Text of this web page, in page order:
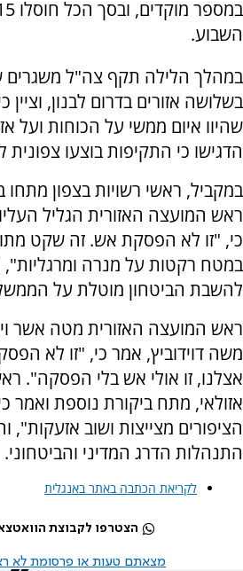
השבוע.
במהלך הלילה תקף צה"ל משגרים
בשלושה אזורים בדרום לבנון,
שהיוו איום ממשי על הכוחות ועל
הדגישו כי התקיפות בוצעו
במקביל, ראשי רשויות בצפון
ראש המועצה האזורית הגליל
כי, "זו לא הפסקת אש. זה שקט
במטח רקטות על מנרה ומרגליות",
להשבת הביטחון מוטלת על
ראש המועצה האזורית מטה אשר
משה דוידוביץ, אמר כי, "זו לא
אצלנו, זו אולי אש בלי הפסקה".
אזולאי, מתח ביקורת נוספת ואמר
הציפורים מצייצות ושוב אזעקות",
התנהלות הדרג המדיני והביטחוני.
לקריאת הכתבה באתר באנגלית
הצטרפו לקבוצת
מצאתם טעות או פרסומת לא